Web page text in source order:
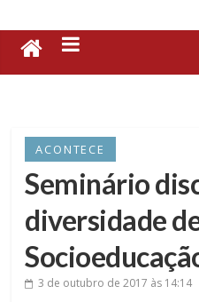
ACONTECE
Seminário
diversidade
3 de outubro de 2017 às 14:14